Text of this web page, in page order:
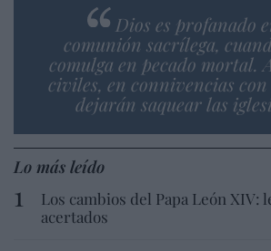
Dios es profanado
comunión sacrílega,
comulga en pecado mortal.
civiles, en connivencias con
dejarán saquear las
Lo más leído
Los cambios del Papa León XIV:
acertados